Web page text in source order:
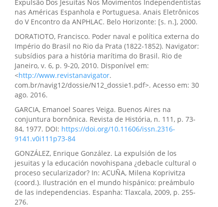
Expulsão Dos Jesuítas Nos Movimentos Independentistas
nas Américas Espanhola e Portuguesa. Anais Eletrônicos
do V Encontro da ANPHLAC. Belo Horizonte: [s. n.], 2000.
DORATIOTO, Francisco. Poder naval e política externa do
Império do Brasil no Rio da Prata (1822-1852). Navigator:
subsídios para a história marítima do Brasil. Rio de
Janeiro, v. 6, p. 9-20, 2010. Disponível em:
<http://www.revistanavigator.
com.br/navig12/dossie/N12_dossie1.pdf>. Acesso em: 30
ago. 2016.
GARCIA, Emanoel Soares Veiga. Buenos Aires na
conjuntura bornônica. Revista de História, n. 111, p. 73-
84, 1977. DOI: https://doi.org/10.11606/issn.2316-
9141.v0i111p73-84
GONZÁLEZ, Enrique González. La expulsión de los
jesuitas y la educación novohispana ¿debacle cultural o
proceso secularizador? In: ACUÑA, Milena Koprivitza
(coord.). Ilustración en el mundo hispánico: preámbulo
de las independencias. Espanha: Tlaxcala, 2009, p. 255-
276.